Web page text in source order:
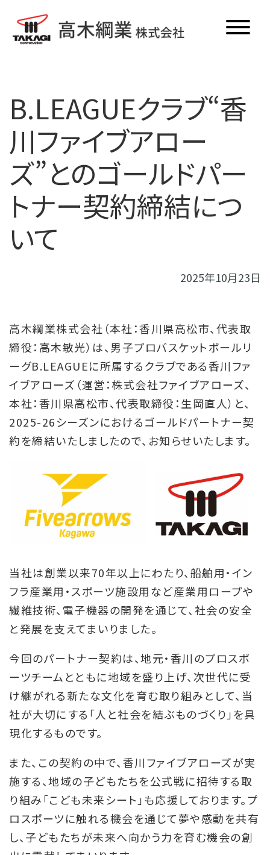
ロープ
電子機器
商品一覧
更新情報
メディア掲載
お問い合わせ
B.LEAGUEクラブ“香
川ファイブアロー
ズ”とのゴールドパー
トナー契約締結につ
いて
2025年10月23日
高木綱業株式会社（本社：香川県高松市、代表取
締役：高木敏光）は、男子プロバスケットボールリ
ーグB.LEAGUEに所属するクラブである香川ファ
イブアローズ（運営：株式会社ファイブアローズ、
本社：香川県高松市、代表取締役：生岡直人）と、
2025-26シーズンにおけるゴールドパートナー契
約を締結いたしましたので、お知らせいたします。
当社は創業以来70年以上にわたり、船舶用・イン
フラ産業用・スポーツ施設用など産業用ロープや
繊維技術、電子機器の開発を通じて、社会の安全
と発展を支えてまいりました。
今回のパートナー契約は、地元・香川のプロスポ
ーツチームとともに地域を盛り上げ、次世代に受
け継がれる新たな文化を育む取り組みとして、当
社が大切にする「人と社会を結ぶものづくり」を具
現化するものです。
また、この契約の中で、香川ファイブアローズが実
施する、地域の子どもたちを公式戦に招待する取
り組み「こども未来シート」も応援しております。プ
ロスポーツに触れる機会を通じて夢や感動を共有
し、子どもたちが未来へ向かう力を育む機会の創